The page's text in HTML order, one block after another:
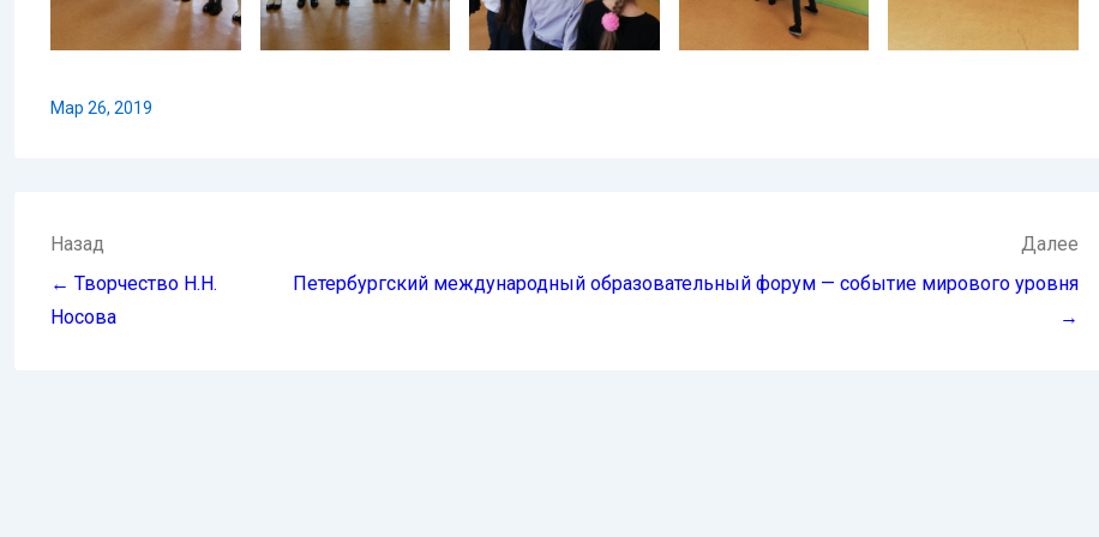
Мар 26, 2019
Навигация
по
записям
Назад
← Творчество Н.Н.
Носова
Далее
Петербургский международный образовательный форум — событие мирового уровня
→